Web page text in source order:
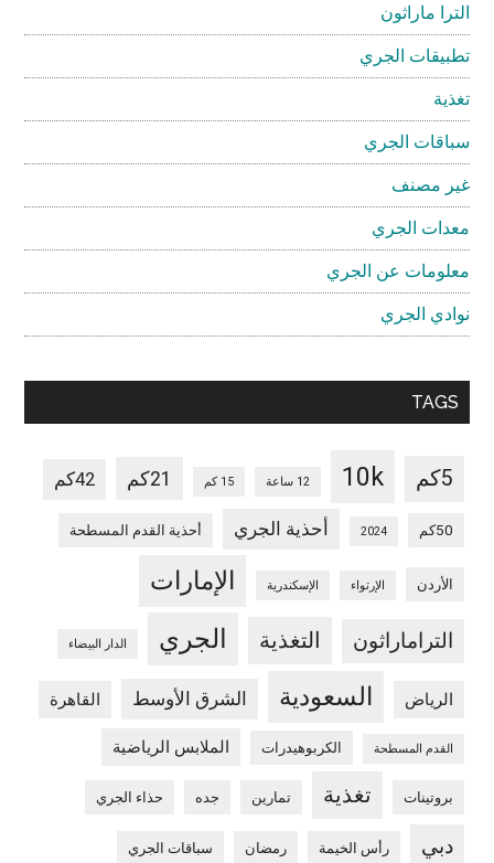
الترا ماراثون
تطبيقات الجري
تغذية
سباقات الجري
غير مصنف
معدات الجري
معلومات عن الجري
نوادي الجري
TAGS
5كم 10k 12 ساعة 15 كم 21كم 42كم
50كم 2024 أحذية الجري أحذية القدم المسطحة
الأردن الإرتواء الإسكندرية الإمارات
التراماراثون التغذية الجري الدار البيضاء
الرياض السعودية الشرق الأوسط القاهرة
القدم المسطحة الكربوهيدرات الملابس الرياضية
بروتينات تغذية تمارين جده حذاء الجري
دبي رأس الخيمة رمضان سباقات الجري